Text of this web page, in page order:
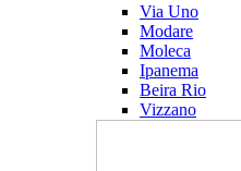
Via Uno
Modare
Moleca
Ipanema
Beira Rio
Vizzano